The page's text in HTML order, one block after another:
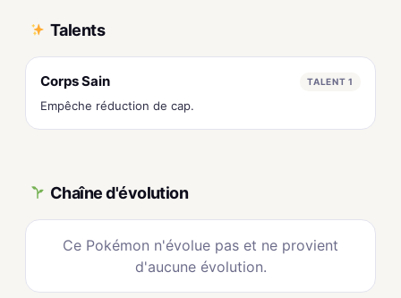
Talents
Corps Sain TALENT 1
Empêche réduction de cap.
Chaîne d'évolution
Ce Pokémon n'évolue pas et ne provient
d'aucune évolution.